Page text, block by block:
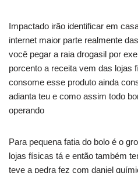
Impactado irão identificar em
internet maior parte realmente
você pegar a raia drogasil por
porcento a receita vem das lojas
consome esse produto ainda
adianta teu e como assim todo
operando
Para pequena fatia do bolo é o
lojas físicas tá e então também
teve a pedra fez com daniel